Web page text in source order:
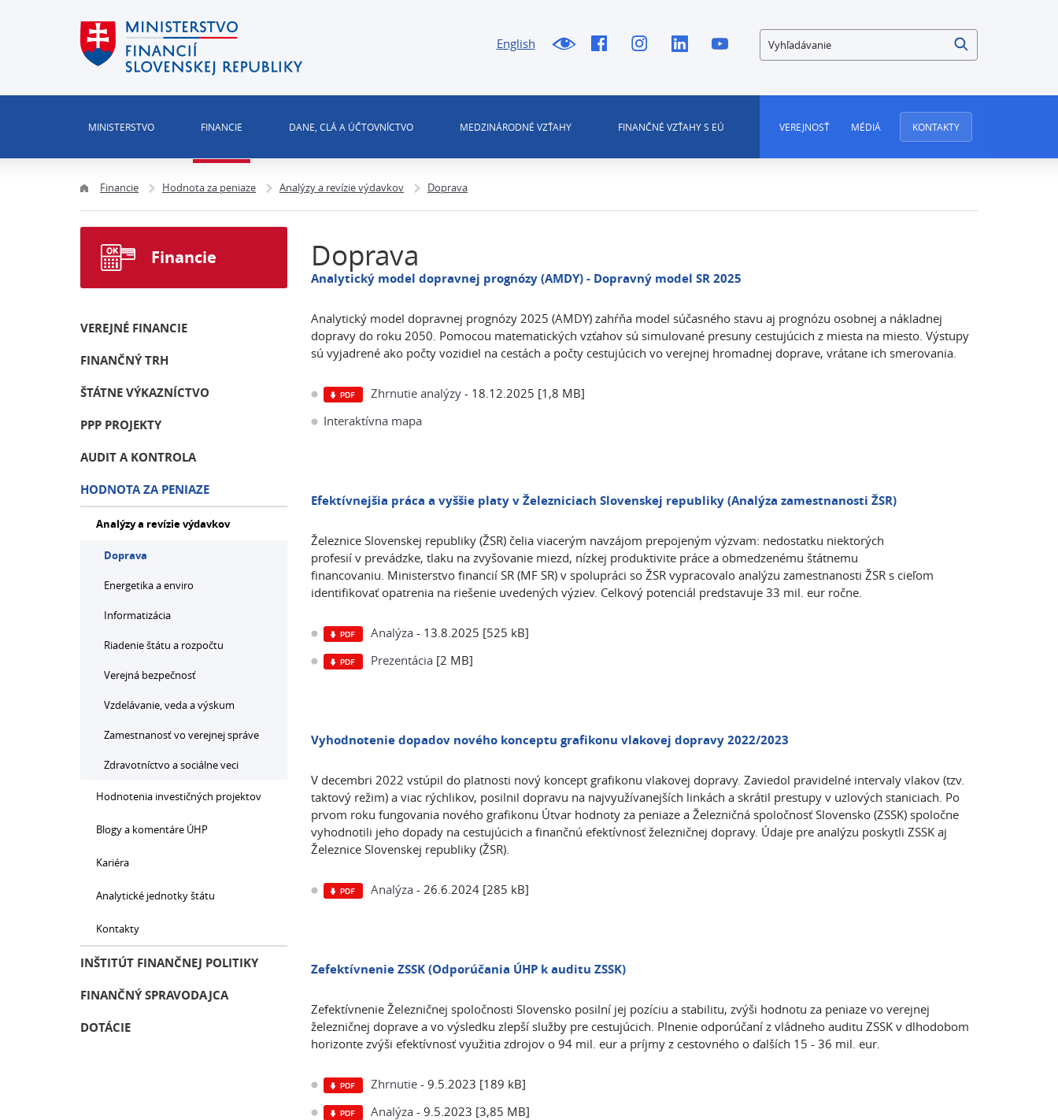
English Vyhľadávanie
MINISTERSTVO FINANCIE DANE, CLÁ A ÚČTOVNÍCTVO MEDZINÁRODNÉ VZŤAHY FINANČNÉ VZŤAHY S EÚ VEREJNOSŤ MÉDIÁ KONTAKTY
Financie Hodnota za peniaze Analýzy a revízie výdavkov Doprava
Doprava
Analytický model dopravnej prognózy (AMDY) - Dopravný model SR 2025
Analytický model dopravnej prognózy 2025 (AMDY) zahŕňa model súčasného stavu aj prognózu osobnej a nákladnej
dopravy do roku 2050. Pomocou matematických vzťahov sú simulované presuny cestujúcich z miesta na miesto. Výstupy
sú vyjadrené ako počty vozidiel na cestách a počty cestujúcich vo verejnej hromadnej doprave, vrátane ich smerovania.
Zhrnutie analýzy- 18.12.2025 [1,8 MB]
Interaktívna mapa
Efektívnejšia práca a vyššie platy v Železniciach Slovenskej republiky (Analýza zamestnanosti ŽSR)
Železnice Slovenskej republiky (ŽSR) čelia viacerým navzájom prepojeným výzvam: nedostatku niektorých
profesií v prevádzke, tlaku na zvyšovanie miezd, nízkej produktivite práce a obmedzenému štátnemu
financovaniu. Ministerstvo financií SR (MF SR) v spolupráci so ŽSR vypracovalo analýzu zamestnanosti ŽSR s cieľom
identifikovať opatrenia na riešenie uvedených výziev. Celkový potenciál predstavuje 33 mil. eur ročne.
Analýza- 13.8.2025 [525 kB]
Prezentácia[2 MB]
Vyhodnotenie dopadov nového konceptu grafikonu vlakovej dopravy 2022/2023
V decembri 2022 vstúpil do platnosti nový koncept grafikonu vlakovej dopravy. Zaviedol pravidelné intervaly vlakov (tzv.
taktový režim) a viac rýchlikov, posilnil dopravu na najvyužívanejších linkách a skrátil prestupy v uzlových staniciach. Po
prvom roku fungovania nového grafikonu Útvar hodnoty za peniaze a Železničná spoločnosť Slovensko (ZSSK) spoločne
vyhodnotili jeho dopady na cestujúcich a finančnú efektívnosť železničnej dopravy. Údaje pre analýzu poskytli ZSSK aj
Železnice Slovenskej republiky (ŽSR).
Analýza- 26.6.2024 [285 kB]
Zefektívnenie ZSSK (Odporúčania ÚHP k auditu ZSSK)
Zefektívnenie Železničnej spoločnosti Slovensko posilní jej pozíciu a stabilitu, zvýši hodnotu za peniaze vo verejnej
železničnej doprave a vo výsledku zlepší služby pre cestujúcich. Plnenie odporúčaní z vládneho auditu ZSSK v dlhodobom
horizonte zvýši efektívnosť využitia zdrojov o 94 mil. eur a príjmy z cestovného o ďalších 15 - 36 mil. eur.
Zhrnutie- 9.5.2023 [189 kB]
Analýza- 9.5.2023 [3,85 MB]
Financie
VEREJNÉ FINANCIE
FINANČNÝ TRH
ŠTÁTNE VÝKAZNÍCTVO
PPP PROJEKTY
AUDIT A KONTROLA
HODNOTA ZA PENIAZE
Analýzy a revízie výdavkov
Doprava
Energetika a enviro
Informatizácia
Riadenie štátu a rozpočtu
Verejná bezpečnosť
Vzdelávanie, veda a výskum
Zamestnanosť vo verejnej správe
Zdravotníctvo a sociálne veci
Hodnotenia investičných projektov
Blogy a komentáre ÚHP
Kariéra
Analytické jednotky štátu
Kontakty
INŠTITÚT FINANČNEJ POLITIKY
FINANČNÝ SPRAVODAJCA
DOTÁCIE